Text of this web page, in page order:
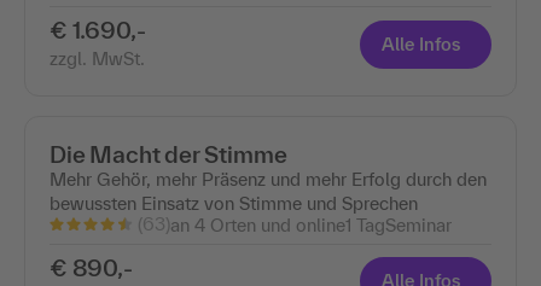
€ 1.690,-
zzgl. MwSt.
Alle Infos
Die Macht der Stimme
Mehr Gehör, mehr Präsenz und mehr Erfolg durch den
bewussten Einsatz von Stimme und Sprechen
(63)an 4 Orten und online1 TagSeminar
€ 890,- Alle Infos